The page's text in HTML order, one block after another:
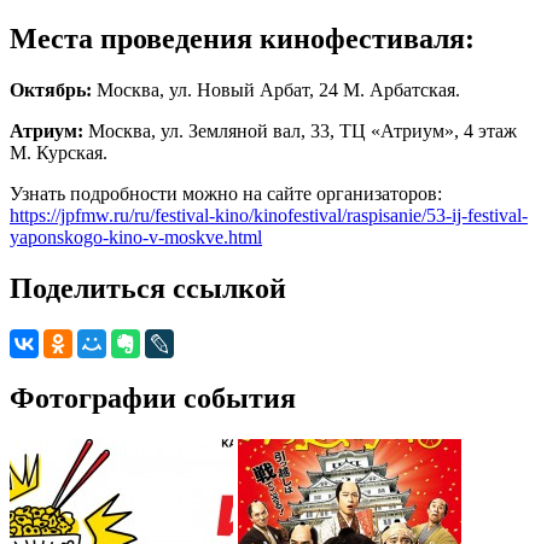
Места проведения кинофестиваля:
Октябрь: Москва, ул. Новый Арбат, 24 М. Арбатская.
Атриум: Москва, ул. Земляной вал, 33, ТЦ «Атриум», 4 этаж
М. Курская.
Узнать подробности можно на сайте организаторов:
https://jpfmw.ru/ru/festival-kino/kinofestival/raspisanie/53-ij-festival-
yaponskogo-kino-v-moskve.html
Поделиться ссылкой
Фотографии события